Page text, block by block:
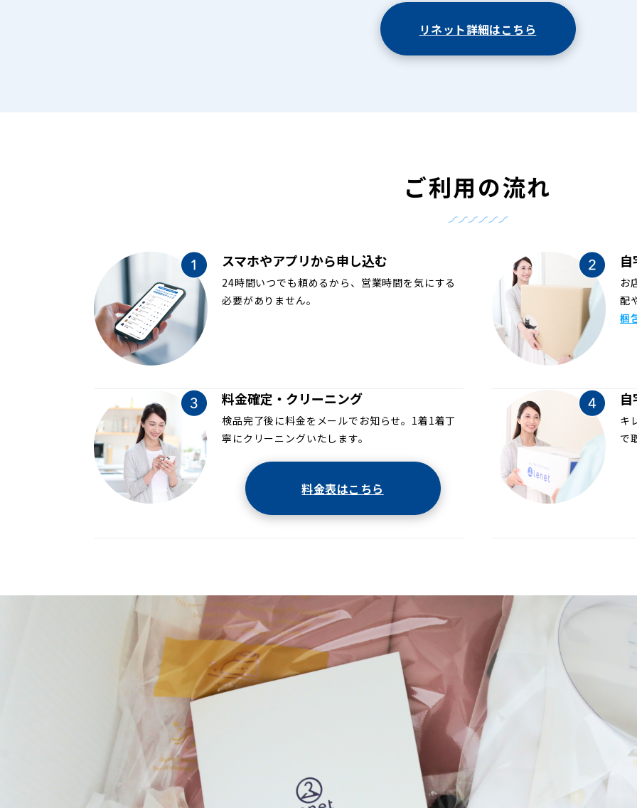
リネット詳細はこちら
ご利用の流れ
スマホやアプリから申し込む
24時間いつでも頼めるから、営業時間を気にする
必要がありません。
お
配
梱
料金確定・クリーニング
検品完了後に料金をメールでお知らせ。1着1着丁
寧にクリーニングいたします。
料金表はこちら
キ
で